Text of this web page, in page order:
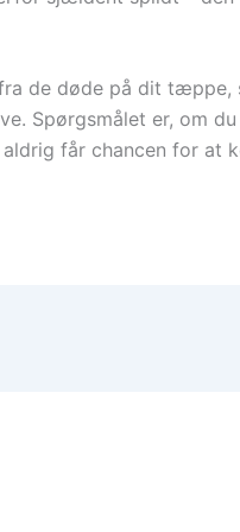
de døde på dit tæppe,
Spørgsmålet er, om
får chancen for at